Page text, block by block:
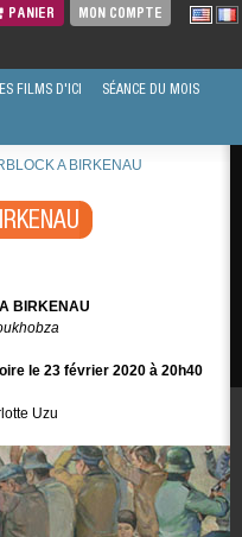
PANIER MON COMPTE
FILMS D'ICI SÉANCE DU MOIS
A BIRKENAU
BIRKENAU
le 23 février 2020 à 20h40
Uzu